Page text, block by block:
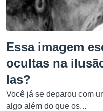
Essa imagem
ocultas na
las?
Você já se deparou com
algo além do que os...